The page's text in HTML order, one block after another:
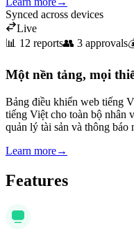
Synced across devices
Live
📊 12 reports👥 3 approvals
Một nền tảng, mọi
Bảng điều khiển web tiếng
tiếng Việt cho toàn bộ nhân
quản lý tài sản và thông
Learn more→
Features